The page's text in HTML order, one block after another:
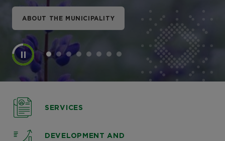
ABOUT THE MUNICIPALITY
ABOUT THE MUNICIPALITY
ABOUT THE MUNICIPALITY
ABOUT THE MUNICIPALITY
ABOUT THE MUNICIPALITY
ABOUT THE MUNICIPALITY
ABOUT THE MUNICIPALITY
ABOUT THE MUNICIPALITY
SERVICES
DEVELOPMENT AND